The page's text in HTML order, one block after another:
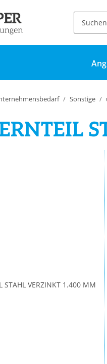
Sonstige